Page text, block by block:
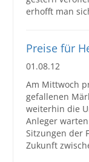
erhofft man
Preise für
01.08.12
Am Mittwoch
gefallenen
weiterhin die
Anleger
Sitzungen der
Zukunft